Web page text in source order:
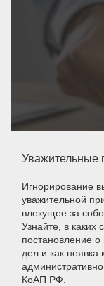
Уважительные
Игнорирование
уважительной
влекущее за
Узнайте, в каких
постановление о
дел и как неявка
КоАП РФ.